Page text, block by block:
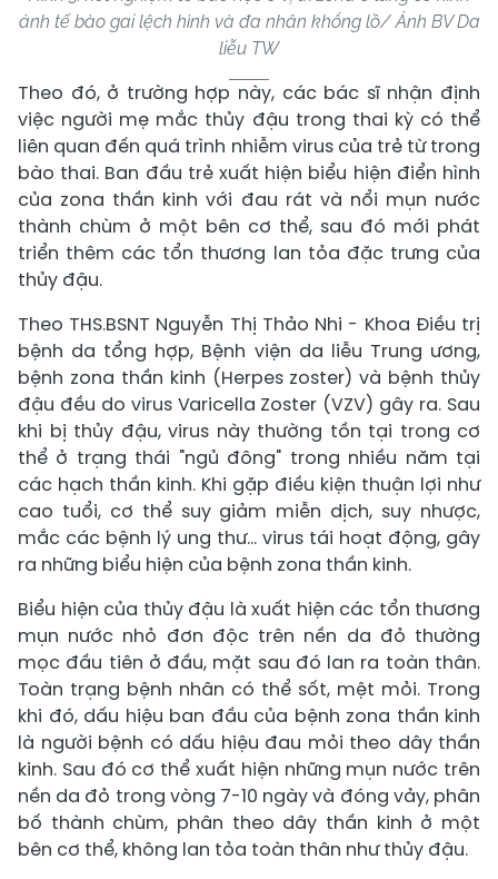
ảnh tế bào gai lệch hình và đa nhân khổng lồ/ Ảnh BV Da
liễu TW
Theo đó, ở trường hợp này, các bác sĩ nhận định
việc người mẹ mắc thủy đậu trong thai kỳ có thể
liên quan đến quá trình nhiễm virus của trẻ từ trong
bào thai. Ban đầu trẻ xuất hiện biểu hiện điển hình
của zona thần kinh với đau rát và nổi mụn nước
thành chùm ở một bên cơ thể, sau đó mới phát
triển thêm các tổn thương lan tỏa đặc trưng của
thủy đậu.
Theo THS.BSNT Nguyễn Thị Thảo Nhi - Khoa Điều trị
bệnh da tổng hợp, Bệnh viện da liễu Trung ương,
bệnh zona thần kinh (Herpes zoster) và bệnh thủy
đậu đều do virus Varicella Zoster (VZV) gây ra. Sau
khi bị thủy đậu, virus này thường tồn tại trong cơ
thể ở trạng thái "ngủ đông" trong nhiều năm tại
các hạch thần kinh. Khi gặp điều kiện thuận lợi như
cao tuổi, cơ thể suy giảm miễn dịch, suy nhược,
mắc các bệnh lý ung thư… virus tái hoạt động, gây
ra những biểu hiện của bệnh zona thần kinh.
Biểu hiện của thủy đậu là xuất hiện các tổn thương
mụn nước nhỏ đơn độc trên nền da đỏ thường
mọc đầu tiên ở đầu, mặt sau đó lan ra toàn thân.
Toàn trạng bệnh nhân có thể sốt, mệt mỏi. Trong
khi đó, dấu hiệu ban đầu của bệnh zona thần kinh
là người bệnh có dấu hiệu đau mỏi theo dây thần
kinh. Sau đó cơ thể xuất hiện những mụn nước trên
nền da đỏ trong vòng 7-10 ngày và đóng vảy, phân
bố thành chùm, phân theo dây thần kinh ở một
bên cơ thể, không lan tỏa toàn thân như thủy đậu.